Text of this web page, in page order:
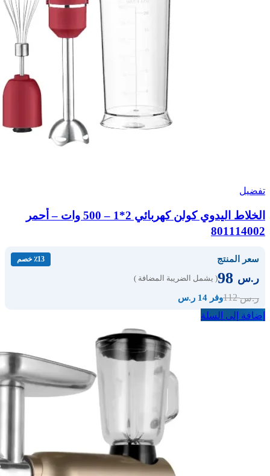
تفضيل
الخلاط اليدوي كولن كهربائي 2*1 – 500 وات – أحمر
801114002
سعر المنتج ٪13 خصم
ر.س ( يشمل الضريبة المضافة )
ر.س112 وفر 14 ر.س
إضافة إلى السلة